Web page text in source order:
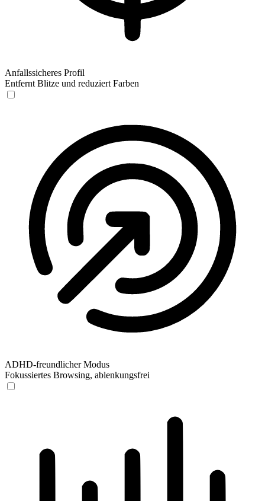
Anfallssicheres Profil
Entfernt Blitze und reduziert Farben
ADHD-freundlicher Modus
Fokussiertes Browsing, ablenkungsfrei